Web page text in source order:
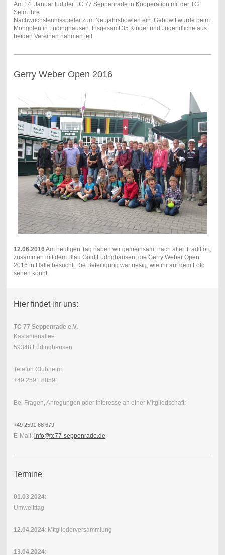
Am 14. Januar lud der TC 77 Seppenrade in Kooperation mit der TG
Selm ihre
Nachwuchstennisspieler zum Neujahrsbowlen ein. Gebowlt wurde beim
Mongolen in Lüdinghausen. Insgesamt 35 Kinder und Jugendliche aus
beiden Vereinen nahmen teil.
Gerry Weber Open 2016
12.06.2016Am heutigen Tag haben wir gemeinsam, nach alter Tradition,
zusammen mit dem Blau Gold Lüdnghausen, die Gerry Weber Open
2016 in Halle besucht. Die Beteiligung war riesig, wie ihr auf dem Foto
sehen könnt.
Hier findet ihr uns:
TC 77 Seppenrade e.V.
Kastanienallee
59348 Lüdinghausen
Telefon Clubheim:
+49 2591 88591
Bei Fragen, Anregungen oder Interesse an einer Mitgliedschaft:
+49 2591 88 679
E-Mail: info@tc77-seppenrade.de
Termine
01.03.2024:
Umweltttag
12.04.2024: Mitgliederversammlung
13.04.2024: